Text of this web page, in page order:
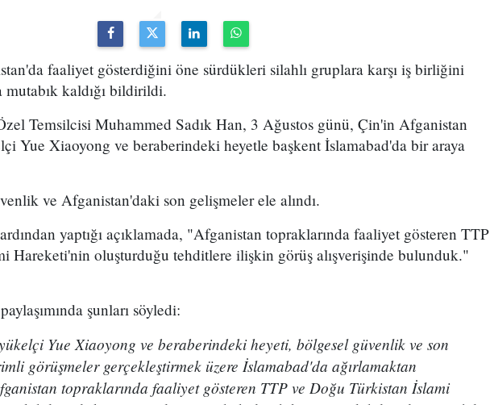
faaliyet gösterdiğini öne sürdükleri silahlı gruplara karşı iş birliğini
kaldığı bildirildi.
Temsilcisi Muhammed Sadık Han, 3 Ağustos günü, Çin'in Afganistan
Yue Xiaoyong ve beraberindeki heyetle başkent İslamabad'da bir araya
ve Afganistan'daki son gelişmeler ele alındı.
yaptığı açıklamada, "Afganistan topraklarında faaliyet gösteren TTP
Hareketi'nin oluşturduğu tehditlere ilişkin görüş alışverişinde bulunduk."
şunları söyledi:
Yue Xiaoyong ve beraberindeki heyeti, bölgesel güvenlik ve son
görüşmeler gerçekleştirmek üzere İslamabad'da ağırlamaktan
topraklarında faaliyet gösteren TTP ve Doğu Türkistan İslami